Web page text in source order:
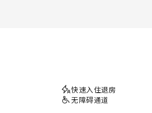
快速入住退房
无障碍通道